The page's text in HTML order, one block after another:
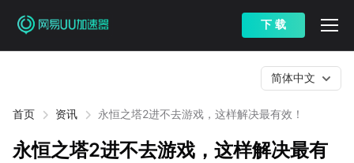
下 载
首页 资讯 永恒之塔2进不去游戏，这样解决最有效！
简体中文
永恒之塔2进不去游戏，这样解决最有